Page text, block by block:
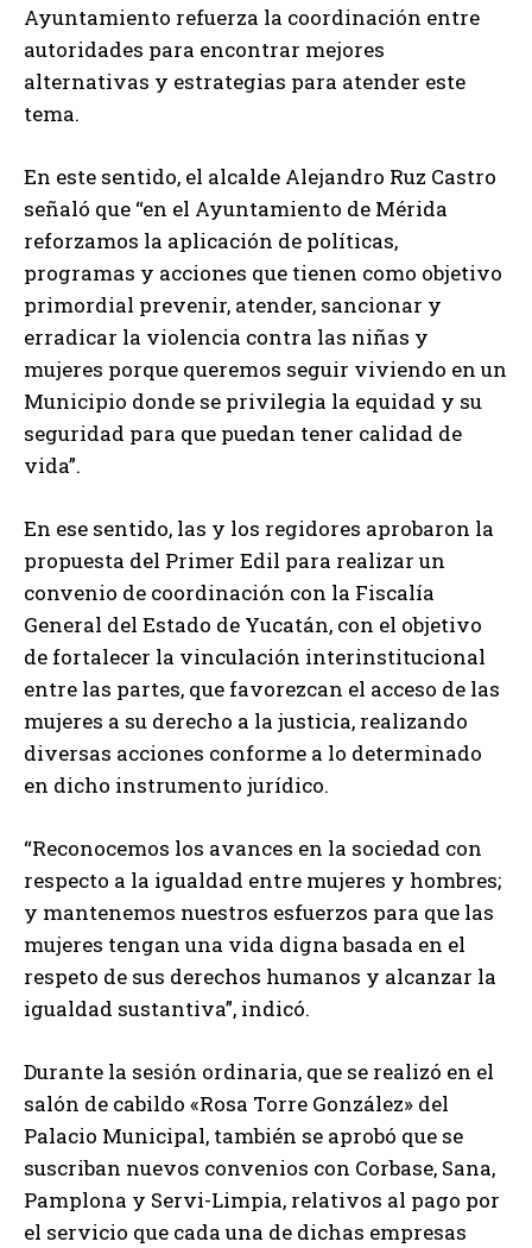
Ayuntamiento refuerza la coordinación entre
autoridades para encontrar mejores
alternativas y estrategias para atender este
tema.
En este sentido, el alcalde Alejandro Ruz Castro
señaló que “en el Ayuntamiento de Mérida
reforzamos la aplicación de políticas,
programas y acciones que tienen como objetivo
primordial prevenir, atender, sancionar y
erradicar la violencia contra las niñas y
mujeres porque queremos seguir viviendo en un
Municipio donde se privilegia la equidad y su
seguridad para que puedan tener calidad de
vida”.
En ese sentido, las y los regidores aprobaron la
propuesta del Primer Edil para realizar un
convenio de coordinación con la Fiscalía
General del Estado de Yucatán, con el objetivo
de fortalecer la vinculación interinstitucional
entre las partes, que favorezcan el acceso de las
mujeres a su derecho a la justicia, realizando
diversas acciones conforme a lo determinado
en dicho instrumento jurídico.
“Reconocemos los avances en la sociedad con
respecto a la igualdad entre mujeres y hombres;
y mantenemos nuestros esfuerzos para que las
mujeres tengan una vida digna basada en el
respeto de sus derechos humanos y alcanzar la
igualdad sustantiva”, indicó.
Durante la sesión ordinaria, que se realizó en el
salón de cabildo «Rosa Torre González» del
Palacio Municipal, también se aprobó que se
suscriban nuevos convenios con Corbase, Sana,
Pamplona y Servi-Limpia, relativos al pago por
el servicio que cada una de dichas empresas